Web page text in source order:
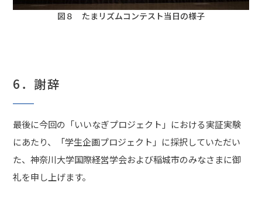
図８ たまリズムコンテスト当日の様子
6．謝辞
最後に今回の「いいなぎプロジェクト」における実証実験
にあたり、「学生企画プロジェクト」に採択していただい
た、神奈川大学国際経営学会および稲城市のみなさまに御
礼を申し上げます。